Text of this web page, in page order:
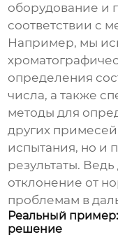
оборудование и
соответствии с
Например, мы
определения
числа, а также
методы для
других
испытания, но и
результаты.
отклонение от
проблемам в
Реальный
решение